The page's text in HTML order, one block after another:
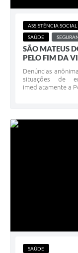
ASSISTÊNCIA SOCIAL
SAÚDE
SÃO MATEUS
PELO FIM DA
Denúncias
situações de
imediatamente a
SAÚDE